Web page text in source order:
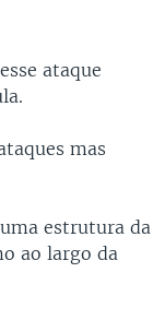
ataque
mas
estrutura da
ao largo da